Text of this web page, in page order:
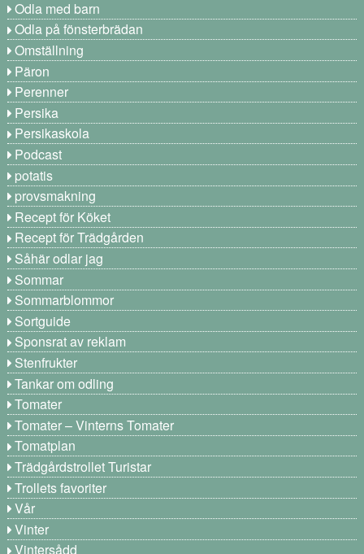
Odla med barn
Odla på fönsterbrädan
Omställning
Päron
Perenner
Persika
Persikaskola
Podcast
potatis
provsmakning
Recept för Köket
Recept för Trädgården
Såhär odlar jag
Sommar
Sommarblommor
Sortguide
Sponsrat av reklam
Stenfrukter
Tankar om odling
Tomater
Tomater – Vinterns Tomater
Tomatplan
Trädgårdstrollet Turistar
Trollets favoriter
Vår
Vinter
Vintersådd